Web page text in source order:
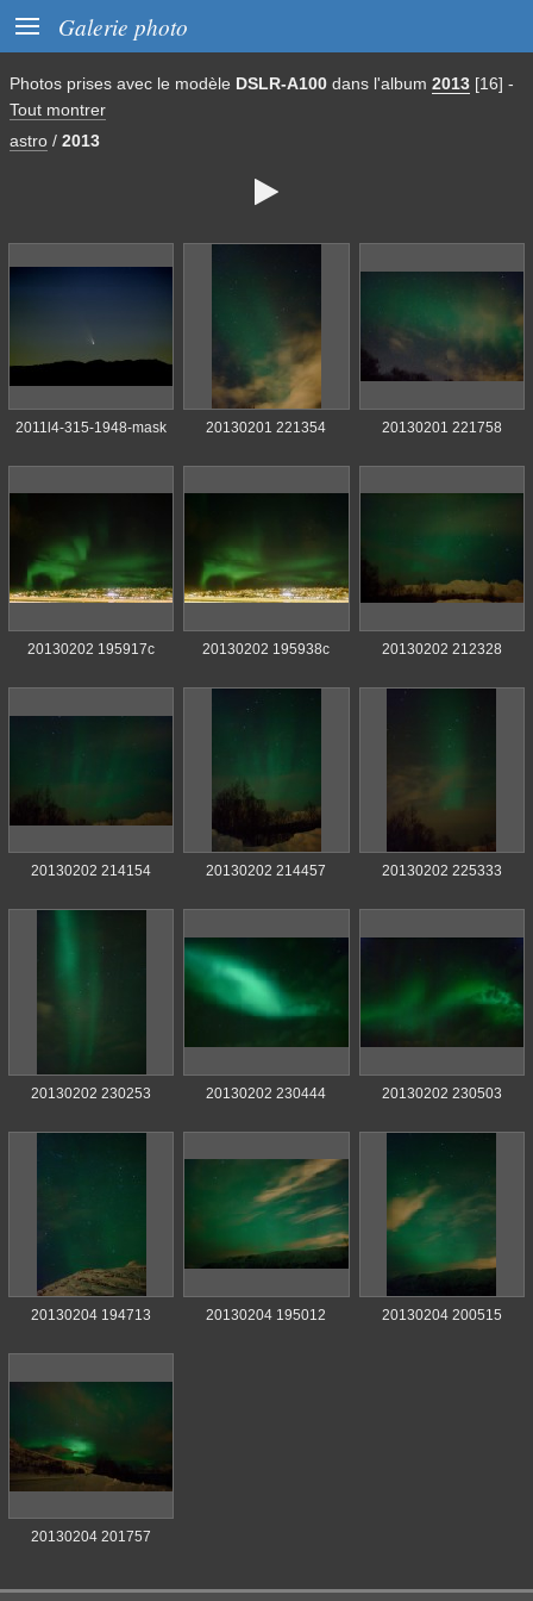
 Galerie photo
Photos prises avec le modèle DSLR-A100 dans l'album 2013 [16] -
Tout montrer
astro / 2013

2011l4-315-1948-mask 20130201 221354 20130201 221758
20130202 195917c 20130202 195938c 20130202 212328
20130202 214154 20130202 214457 20130202 225333
20130202 230253 20130202 230444 20130202 230503
20130204 194713 20130204 195012 20130204 200515
20130204 201757